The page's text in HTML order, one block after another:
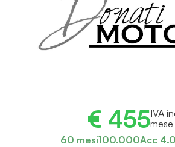
€ 455IVA
mese
60 mesi100.000Acc